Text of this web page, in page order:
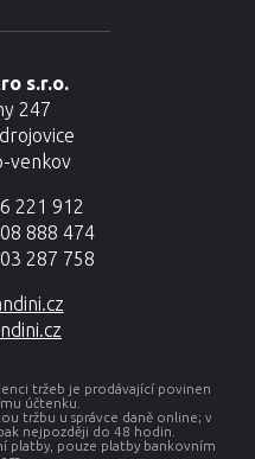
s.r.o.
247
venkov
221 912
888 474
287 758
tržeb je prodávající povinen
účtenku.
tržbu u správce daně online; v
nejpozději do 48 hodin.
platby, pouze platby bankovním